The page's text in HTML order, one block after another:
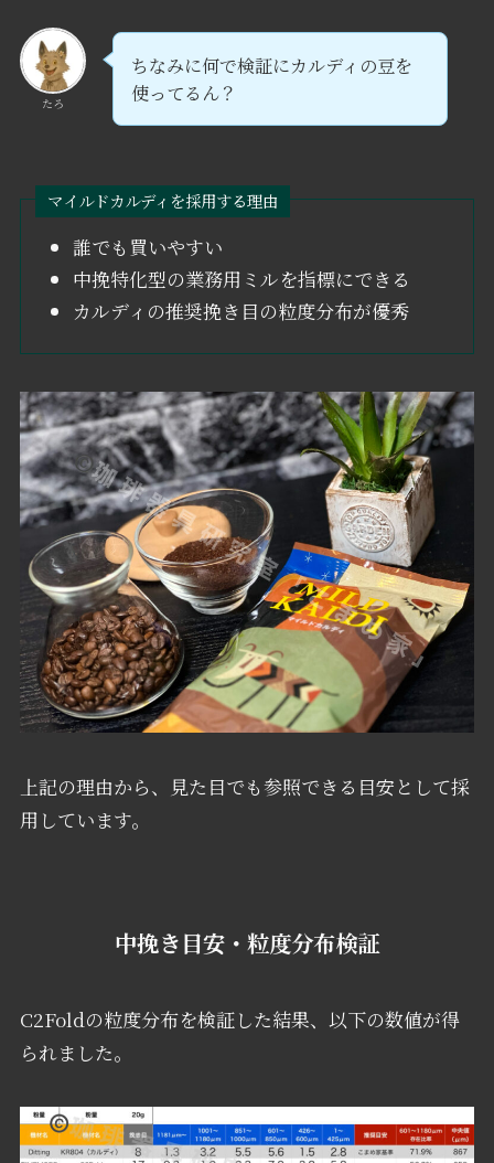
たろ
ちなみに何で検証にカルディの豆を
使ってるん？
マイルドカルディを採用する理由
誰でも買いやすい
中挽特化型の業務用ミルを指標にできる
カルディの推奨挽き目の粒度分布が優秀
上記の理由から、見た目でも参照できる目安として採
用しています。
中挽き目安・粒度分布検証
C2Foldの粒度分布を検証した結果、以下の数値が得
られました。